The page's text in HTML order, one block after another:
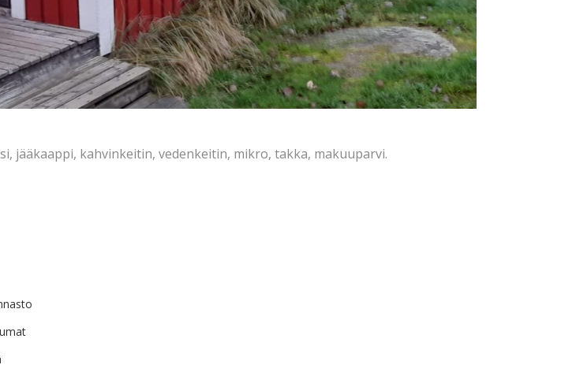
jääkaappi, kahvinkeitin, vedenkeitin, mikro, takka, makuuparvi.